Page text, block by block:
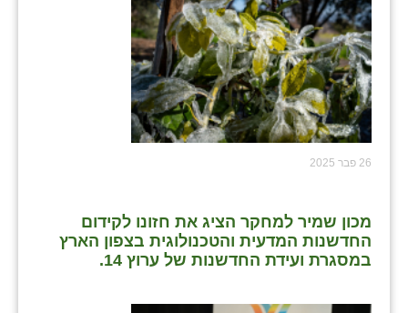
26 פבר 2025
מכון שמיר למחקר הציג את חזונו לקידום
החדשנות המדעית והטכנולוגית בצפון הארץ
במסגרת ועידת החדשנות של ערוץ 14.